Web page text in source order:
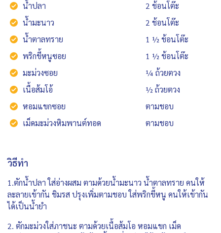
น้ำปลา
2 ช้อนโต๊ะ
น้ำมะนาว
2 ช้อนโต๊ะ
น้ำตาลทราย
1 ½ ช้อนโต๊ะ
พริกขี้หนูซอย
1 ½ ช้อนโต๊ะ
มะม่วงซอย
¼ ถ้วยตวง
เนื้อส้มโอ้
½ ถ้วยตวง
หอมแขกซอย
ตามชอบ
เม็ดมะม่วงหิมพานต์ทอด
ตามชอบ
วิธีทำ
1.ตักน้ำปลา ใส่อ่างผสม ตามด้วยน้ำมะนาว น้ำตาลทราย คนให้
ละลายเข้ากัน ชิมรส ปรุงเพิ่มตามชอบ ใส่พริกขี้หนู คนให้เข้ากัน
ได้เป็นน้ำยำ
2. ตักมะม่วงใส่ภาชนะ ตามด้วยเนื้อส้มโอ หอมแขก เม็ด